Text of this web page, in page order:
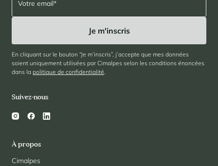
À propos
Cimalpes
Suivez-nous
En cliquant sur le bouton “Je m’inscris”, j’accepte que mes données
soient uniquement utilisées par Cimalpes selon les conditions énoncées
dans la politique de confidentialité.